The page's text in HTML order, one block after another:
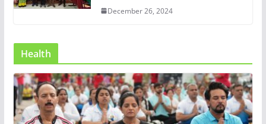
December 26, 2024
Health